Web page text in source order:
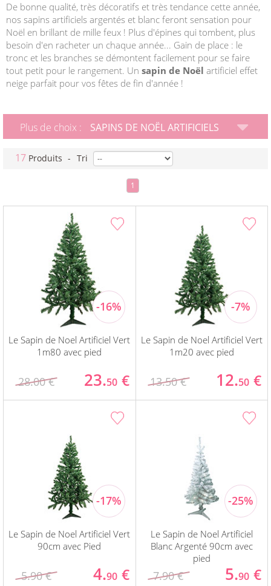
De bonne qualité, très décoratifs et très tendance cette année,
nos sapins artificiels argentés et blanc feront sensation pour
Noël en brillant de mille feux ! Plus d'épines qui tombent, plus
besoin d'en racheter un chaque année... Gain de place : le
tronc et les branches se démontent facilement pour se faire
tout petit pour le rangement. Un sapin de Noël artificiel effet
neige parfait pour vos fêtes de fin d'année !
Plus de choix : SAPINS DE NOËL ARTIFICIELS
17 Produits - Tri
1
Le Sapin de Noel Artificiel Vert
1m80 avec pied
28.00 € 23.50 €
Le Sapin de Noel Artificiel Vert
1m20 avec pied
13.50 € 12.50 €
Le Sapin de Noel Artificiel Vert
90cm avec Pied
5.90 € 4.90 €
Le Sapin de Noel Artificiel
Blanc Argenté 90cm avec
pied
7.90 € 5.90 €